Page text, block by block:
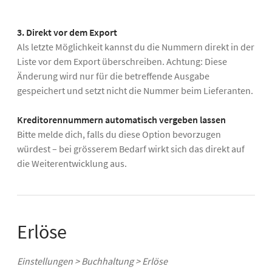
3. Direkt vor dem Export
Als letzte Möglichkeit kannst du die Nummern direkt in der
Liste vor dem Export überschreiben. Achtung: Diese
Änderung wird nur für die betreffende Ausgabe
gespeichert und setzt nicht die Nummer beim Lieferanten.
Kreditorennummern automatisch vergeben lassen
Bitte melde dich, falls du diese Option bevorzugen
würdest – bei grösserem Bedarf wirkt sich das direkt auf
die Weiterentwicklung aus.
Erlöse
Einstellungen > Buchhaltung > Erlöse